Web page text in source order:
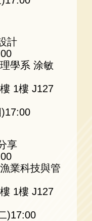
計
學系 涂敏
1樓 J127
享
業科技與管
1樓 J127
)17:00